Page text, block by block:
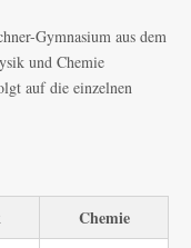
Gymnasium aus dem
und Chemie
auf die einzelnen
Chemie